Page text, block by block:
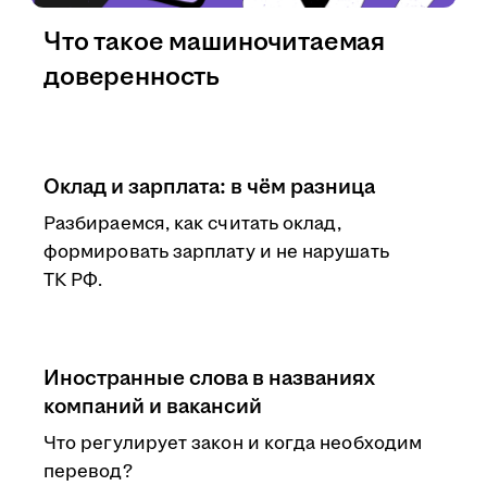
Оклад и зарплата: в чём разница
Разбираемся, как считать оклад,
формировать зарплату и не нарушать
ТК РФ.
Иностранные слова в названиях
компаний и вакансий
Что регулирует закон и когда необходим
перевод?
Что такое машиночитаемая
доверенность